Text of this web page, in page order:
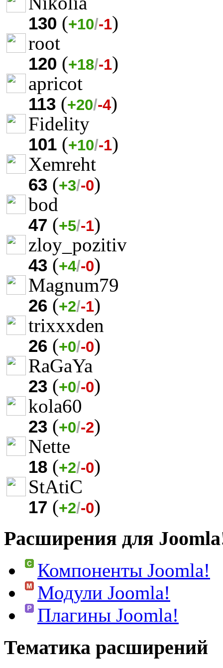
130 (+10/-1)
root
120 (+18/-1)
apricot
113 (+20/-4)
Fidelity
101 (+10/-1)
Xemreht
63 (+3/-0)
bod
47 (+5/-1)
zloy_pozitiv
43 (+4/-0)
Magnum79
26 (+2/-1)
trixxxden
26 (+0/-0)
RaGaYa
23 (+0/-0)
kola60
23 (+0/-2)
Nette
18 (+2/-0)
StAtiC
17 (+2/-0)
Расширения для
Компоненты Joomla!
Модули Joomla!
Плагины Joomla!
Тематика расширений